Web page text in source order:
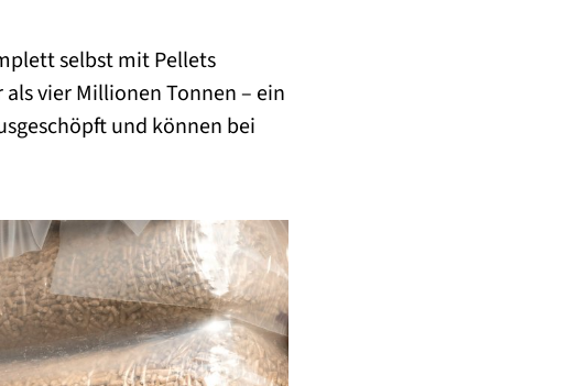
selbst mit Pellets
vier Millionen Tonnen – ein
und können bei